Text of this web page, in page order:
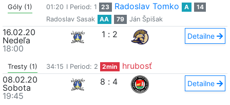
Góly (1) 01:20 I Period: 1 23 Radoslav Tomko A
14
Radoslav Sasak
AA 79 Ján Špišak
16.02.20
Nedeľa
18:00
1 : 2 Detailne
Tresty (1) 34:15 I Period: 2 2min
hrubosť
08.02.20
Sobota
19:45
8 : 4 Detailne